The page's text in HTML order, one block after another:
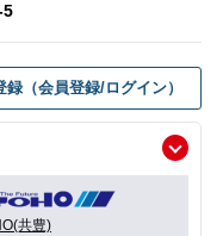
5
録（会員登録/ログイン）
共豊)